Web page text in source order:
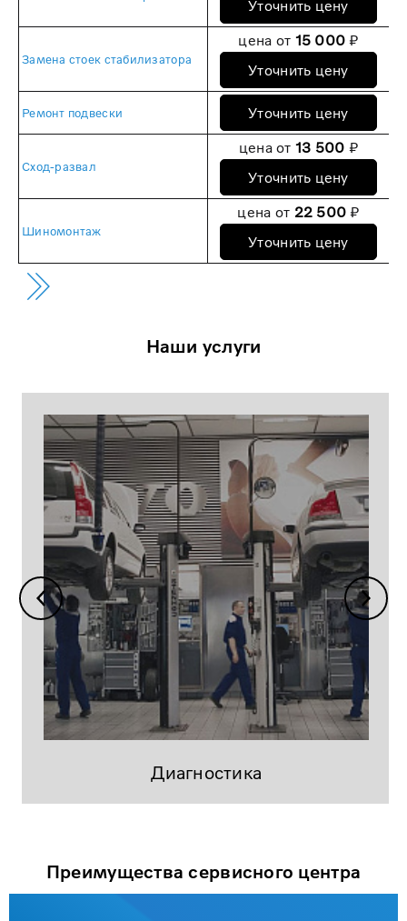
Уточнить цену
Замена стоек стабилизатора
цена от 15 000 ₽
Уточнить цену
Ремонт подвески Уточнить цену
Сход-развал
цена от 13 500 ₽
Уточнить цену
Шиномонтаж
цена от 22 500 ₽
Уточнить цену
Наши услуги
Диагностика
Преимущества сервисного центра